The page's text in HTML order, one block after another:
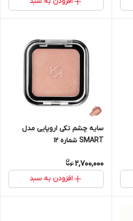
سایه چشم تکی اروپایی مدل
SMART شماره 12
2,700,000
افزودن به سبد